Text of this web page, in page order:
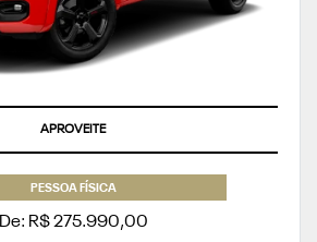
APROVEITE
PESSOA FÍSICA
De: R$ 275.990,00